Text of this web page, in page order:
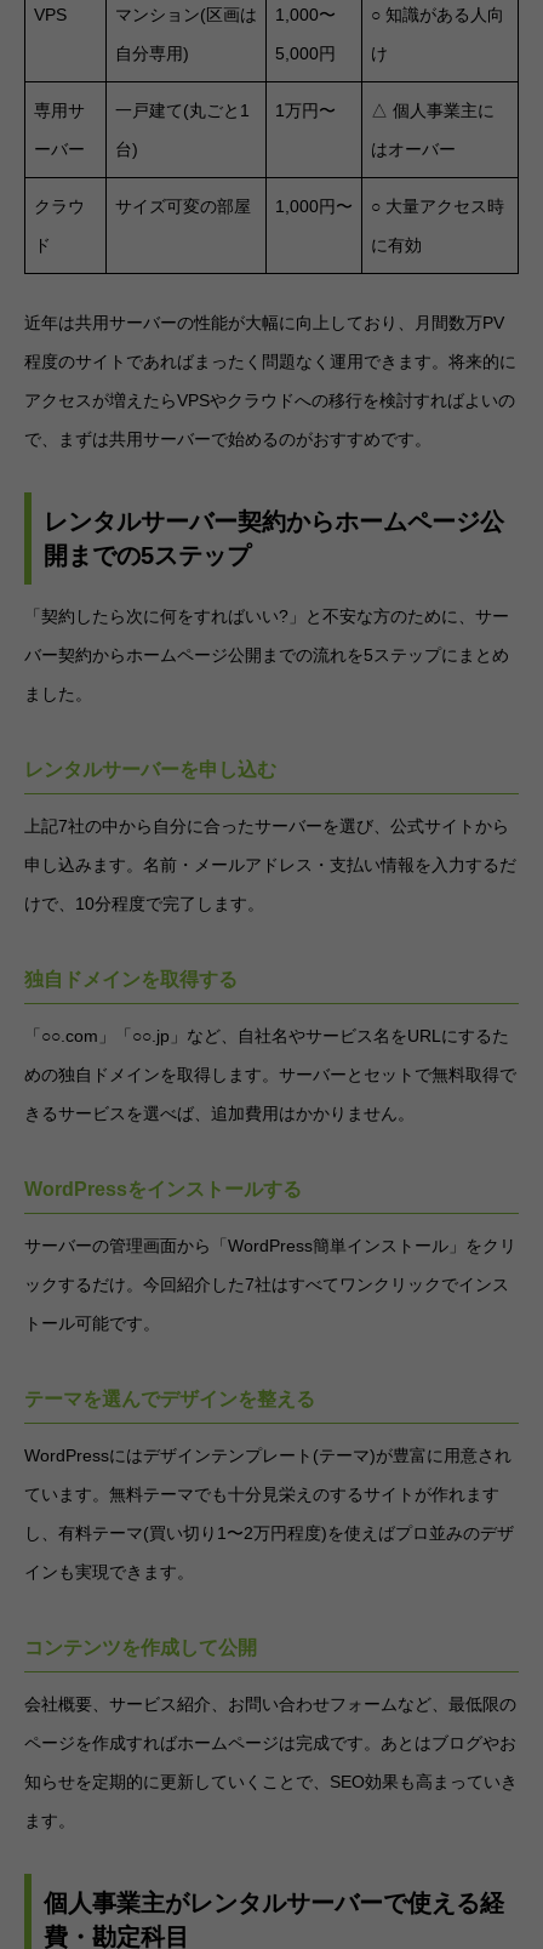
VPS
マンション(区画は
自分専用)
1,000〜
5,000円
○ 知識がある人向
け
専用サ
ーバー
一戸建て(丸ごと1
台)
1万円〜
△ 個人事業主に
はオーバー
クラウ
ド
サイズ可変の部屋 1,000円〜
○ 大量アクセス時
に有効
近年は共用サーバーの性能が大幅に向上しており、月間数万PV
程度のサイトであればまったく問題なく運用できます。将来的に
アクセスが増えたらVPSやクラウドへの移行を検討すればよいの
で、まずは共用サーバーで始めるのがおすすめです。
レンタルサーバー契約からホームページ公
開までの5ステップ
「契約したら次に何をすればいい?」と不安な方のために、サー
バー契約からホームページ公開までの流れを5ステップにまとめ
ました。
レンタルサーバーを申し込む
上記7社の中から自分に合ったサーバーを選び、公式サイトから
申し込みます。名前・メールアドレス・支払い情報を入力するだ
けで、10分程度で完了します。
独自ドメインを取得する
「○○.com」「○○.jp」など、自社名やサービス名をURLにするた
めの独自ドメインを取得します。サーバーとセットで無料取得で
きるサービスを選べば、追加費用はかかりません。
WordPressをインストールする
サーバーの管理画面から「WordPress簡単インストール」をクリ
ックするだけ。今回紹介した7社はすべてワンクリックでインス
トール可能です。
テーマを選んでデザインを整える
WordPressにはデザインテンプレート(テーマ)が豊富に用意され
ています。無料テーマでも十分見栄えのするサイトが作れます
し、有料テーマ(買い切り1〜2万円程度)を使えばプロ並みのデザ
インも実現できます。
コンテンツを作成して公開
会社概要、サービス紹介、お問い合わせフォームなど、最低限の
ページを作成すればホームページは完成です。あとはブログやお
知らせを定期的に更新していくことで、SEO効果も高まっていき
ます。
個人事業主がレンタルサーバーで使える経
費・勘定科目